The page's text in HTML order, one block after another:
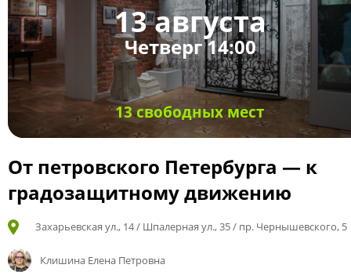
13 августа
Четверг 14:00
13 свободных мест
От петровского Петербурга — к
градозащитному движению
Захарьевская ул., 14 / Шпалерная ул., 35 / пр. Чернышевского, 5
Клишина Елена Петровна